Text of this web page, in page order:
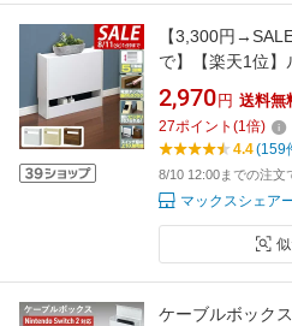
【3,300円
で】【楽天1位】
ルボックス スリ
ルーターボック
ネット ラック 配
ル コン ★[送料無
2,970 円 送料無
27ポイント (1倍)
4.4(159
8/10 12:00までの注文
マックスシェア
ケーブルボック